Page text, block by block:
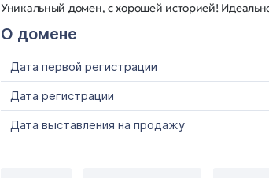
Уникальный домен, с хорошей историей!
О домене
Дата первой регистрации
Дата регистрации
Дата выставления на продажу